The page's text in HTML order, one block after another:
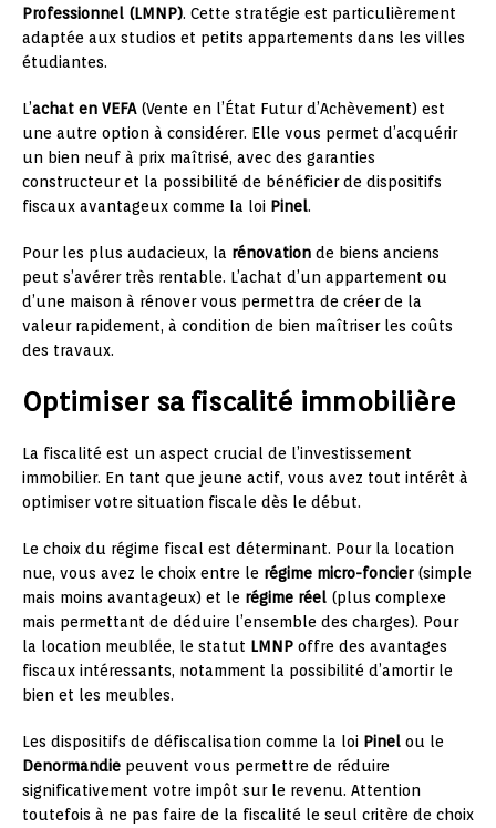
Professionnel (LMNP). Cette stratégie est particulièrement
adaptée aux studios et petits appartements dans les villes
étudiantes.
L’achat en VEFA(Vente en l’État Futur d’Achèvement) est
une autre option à considérer. Elle vous permet d’acquérir
un bien neuf à prix maîtrisé, avec des garanties
constructeur et la possibilité de bénéficier de dispositifs
fiscaux avantageux comme la loi Pinel.
Pour les plus audacieux, la rénovation de biens anciens
peut s’avérer très rentable. L’achat d’un appartement ou
d’une maison à rénover vous permettra de créer de la
valeur rapidement, à condition de bien maîtriser les coûts
des travaux.
Optimiser sa fiscalité immobilière
La fiscalité est un aspect crucial de l’investissement
immobilier. En tant que jeune actif, vous avez tout intérêt à
optimiser votre situation fiscale dès le début.
Le choix du régime fiscal est déterminant. Pour la location
nue, vous avez le choix entre le régime micro-foncier(simple
mais moins avantageux) et le régime réel (plus complexe
mais permettant de déduire l’ensemble des charges). Pour
la location meublée, le statut LMNP offre des avantages
fiscaux intéressants, notamment la possibilité d’amortir le
bien et les meubles.
Les dispositifs de défiscalisation comme la loi Pinel ou le
Denormandie peuvent vous permettre de réduire
significativement votre impôt sur le revenu. Attention
toutefois à ne pas faire de la fiscalité le seul critère de choix